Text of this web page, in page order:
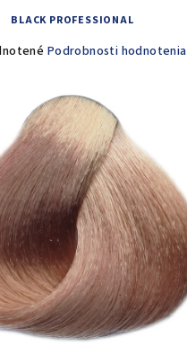
BLACK PROFESSIONAL
Podrobnosti hodnotenia